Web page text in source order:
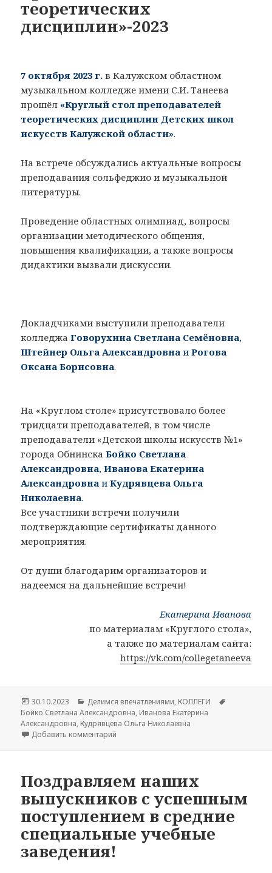
теоретических
дисциплин»-2023
7 октября 2023 г. в Калужском областном
музыкальном колледже имени С.И. Танеева
прошёл «Круглый стол преподавателей
теоретических дисциплин Детских школ
искусств Калужской области».
На встрече обсуждались актуальные вопросы
преподавания сольфеджио и музыкальной
литературы.
Проведение областных олимпиад, вопросы
организации методического общения,
повышения квалификации, а также вопросы
дидактики вызвали дискуссии.
Докладчиками выступили преподаватели
колледжаГоворухина Светлана Семёновна,
Штейнер Ольга Александровна иРогова
Оксана Борисовна.
На «Круглом столе» присутствовало более
тридцати преподавателей, в том числе
преподаватели «Детской школы искусств №1»
города ОбнинскаБойко Светлана
Александровна,Иванова Екатерина
Александровна иКудрявцева Ольга
Николаевна.
Все участники встречи получили
подтверждающие сертификаты данного
мероприятия.
От души благодарим организаторов и
надеемся на дальнейшие встречи!
Екатерина Иванова
по материалам «Круглого стола»,
а также по материалам сайта:
https://vk.com/collegetaneeva
Опубликовано
30.10.2023 Рубрики
Делимся впечатлениями, КОЛЛЕГИ
Бойко Светлана Александровна, Иванова Екатерина
Александровна, Кудрявцева Ольга Николаевна
Добавить комментарий
Поздравляем наших
выпускников с успешным
поступлением в средние
специальные учебные
заведения!